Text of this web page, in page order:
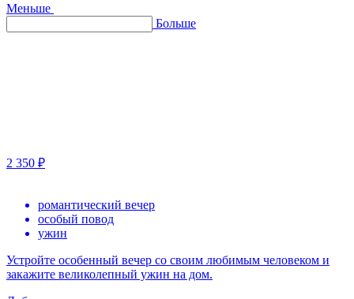
Меньше
Больше
2 350 ₽
романтический вечер
особый повод
ужин
Устройте особенный вечер со своим любимым человеком и
закажите великолепный ужин на дом.